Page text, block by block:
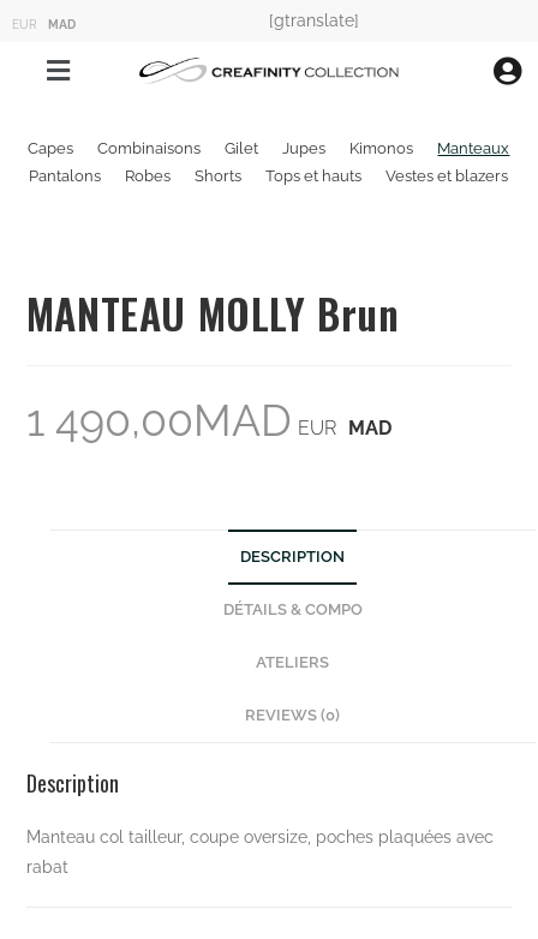
EUR MAD [gtranslate]
Capes Combinaisons Gilet Jupes Kimonos
Manteaux
Pantalons
Robes Shorts Tops et hauts Vestes et blazers
MANTEAU MOLLY Brun
1 490,00MAD EUR MAD
DESCRIPTION
DÉTAILS & COMPO
ATELIERS
REVIEWS (0)
Description
Manteau col tailleur, coupe oversize, poches plaquées avec
rabat